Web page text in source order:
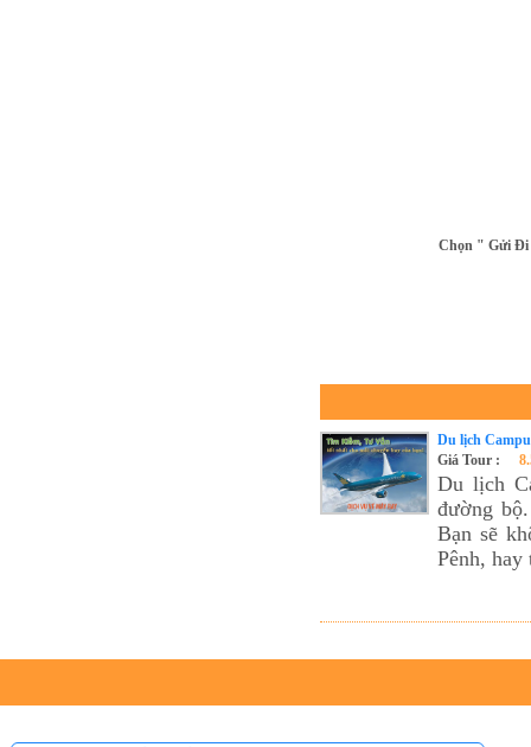
Chọn " Gửi Đi
Du lịch
Giá Tour :
Du lịch
đường
Bạn sẽ
Pênh,